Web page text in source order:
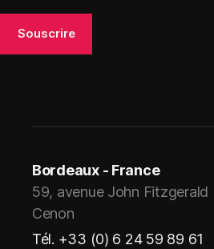
Bordeaux - France
59, avenue John Fitzgerald
Cenon
Tél. +33 (0) 6 24 59 89 61